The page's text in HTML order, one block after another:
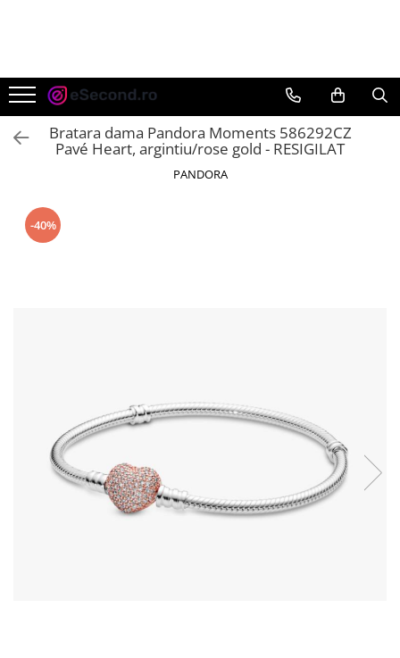
Auto Moto
Accesorii Auto
Anvelope & Jante
Electronice Auto
Intretinere & Cosmetica auto
Curatenie si intretinere
Decoratiuni
Gradinarit
Hobby-uri creative
Iluminat & Electrice
Bratara dama Pandora Moments 586292CZ
Pavé Heart, argintiu/rose gold - RESIGILAT
PANDORA
-40%